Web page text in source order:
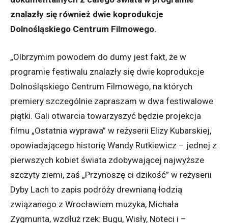
znalazły się również dwie koprodukcje
Dolnośląskiego Centrum Filmowego.
„Olbrzymim powodem do dumy jest fakt, że w
programie festiwalu znalazły się dwie koprodukcje
Dolnośląskiego Centrum Filmowego, na których
premiery szczególnie zapraszam w dwa festiwalowe
piątki. Gali otwarcia towarzyszyć będzie projekcja
filmu „Ostatnia wyprawa” w reżyserii Elizy Kubarskiej,
opowiadającego historię Wandy Rutkiewicz – jednej z
pierwszych kobiet świata zdobywającej najwyższe
szczyty ziemi, zaś „Przynoszę ci dzikość” w reżyserii
Dyby Lach to zapis podróży drewnianą łodzią
związanego z Wrocławiem muzyka, Michała
Zygmunta, wzdłuż rzek: Bugu, Wisły, Noteci i –